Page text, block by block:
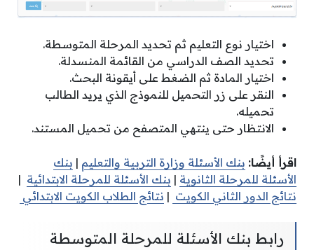
اختيار نوع التعليم ثم تحديد المرحلة المتوسطة.
تحديد الصف الدراسي من القائمة المنسدلة.
اختيار المادة ثم الضغط على أيقونة البحث.
النقر على زر التحميل للنموذج الذي يريد الطالب
تحميله.
الانتظار حتى ينتهي المتصفح من تحميل المستند.
اقرأ أيضًا: بنك الأسئلة وزارة التربية والتعليم | بنك
الأسئلة للمرحلة الثانوية | بنك الأسئلة للمرحلة الابتدائية |
نتائج الدور الثاني الكويت | نتائج الطلاب الكويت الابتدائي
رابط بنك الأسئلة للمرحلة المتوسطة